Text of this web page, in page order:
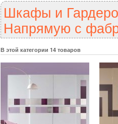
Шкафы и
Напрямую с
В этой категории 14 товаров